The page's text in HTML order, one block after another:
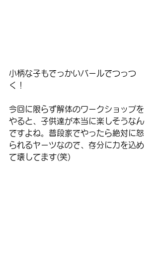
小柄な子もでっかいバールでつっつ
く！
今回に限らず解体のワークショップを
やると、子供達が本当に楽しそうなん
ですよね。普段家でやったら絶対に怒
られるヤーツなので、存分に力を込め
て壊してます(笑)